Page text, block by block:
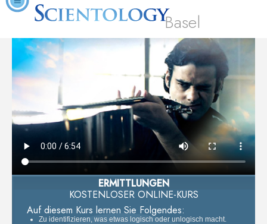
Basel
ERMITTLUNGEN
KOSTENLOSER ONLINE-KURS
Auf diesem Kurs lernen Sie Folgendes:
Zu identifizieren, was etwas logisch oder unlogisch macht.